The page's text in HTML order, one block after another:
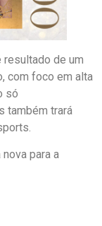
resultado de um
com foco em alta
só
também trará
para a